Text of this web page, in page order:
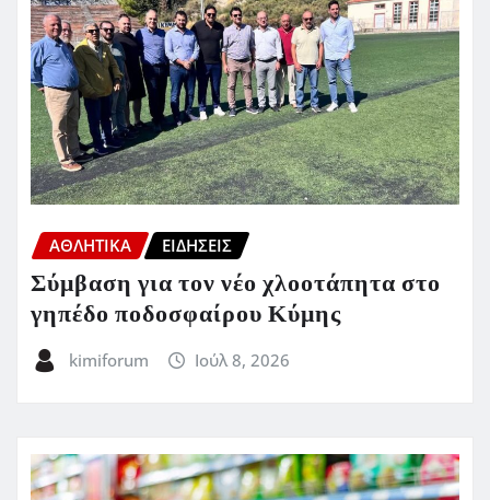
ΑΘΛΗΤΙΚΑ ΕΙΔΗΣΕΙΣ
Σύμβαση για τον νέο χλοοτάπητα στο
γηπέδο ποδοσφαίρου Κύμης
kimiforum Ιούλ 8, 2026